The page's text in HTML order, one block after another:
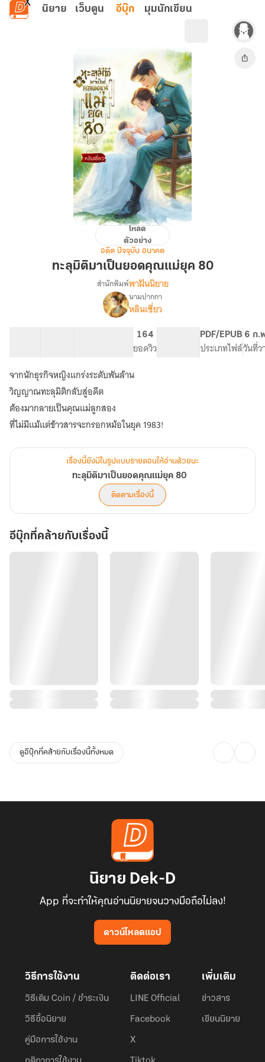
ข้ามไปยังเนื้อหาหลัก
นิยาย เว็บตูน อีบุ๊ก มุมนักเขียน
มา
โหลด
ตัวอย่าง
อดีต ปัจจุบัน อนาคต
ทะลุมิติมาเป็นยอดคุณแม่ยุค 80
เรื่อง
ทะลุ
มิติ
มา
เป็น
ยอด
คุณ
แม่
สำนักพิมพ์พาฝันนิยาย
นามปากกา
หลินเซี่ยว
164
ยอดวิว
PDF/EPUB
ประเภทไฟล์
6 ก.
วันที่ว
จากนักธุรกิจหญิงแกร่งระดับพันล้าน
วิญญาณทะลุมิติกลับสู่อดีต
ต้องมากลายเป็นคุณแม่ลูกสอง
เรื่องนี้ยังมีในรูปแบบรายตอนให้อ่านด้วยนะ
ทะลุมิติมาเป็นยอดคุณแม่ยุค 80
ติดตามเรื่องนี้
อีบุ๊กที่คล้ายกับเรื่องนี้
ดูอีบุ๊กที่คล้ายกับเรื่องนี้ทั้งหมด
นิยาย Dek-D
App ที่จะทำให้คุณอ่านนิยายจนวางมือถือไม่ลง!
ดาวน์โหลดแอป
วิธีการใช้งาน
วิธีเติม Coin / ชำระเงิน
วิธีซื้อนิยาย
คู่มือการใช้งาน
ติดต่อเรา
LINE Official
Facebook
X
เพิ่มเติม
ข่าวสาร
เขียนนิยาย